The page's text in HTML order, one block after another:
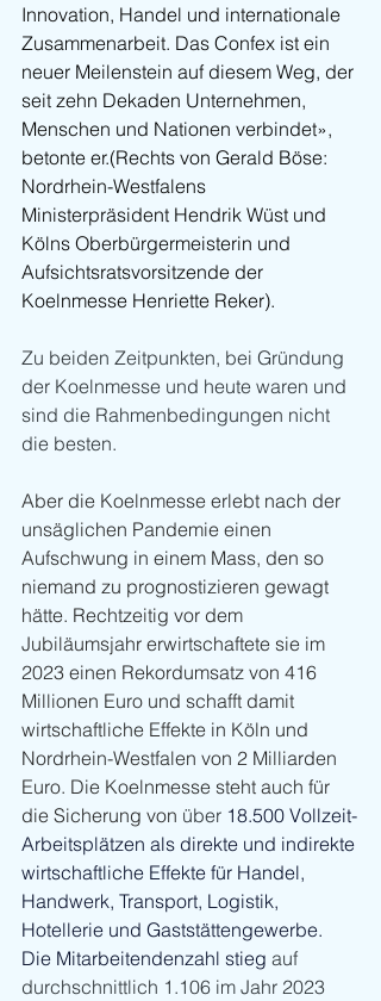
Innovation, Handel und internationale
Zusammenarbeit. Das Confex ist ein
neuer Meilenstein auf diesem Weg, der
seit zehn Dekaden Unternehmen,
Menschen und Nationen verbindet»,
betonte er.(Rechts von Gerald Böse:
Nordrhein-Westfalens
Ministerpräsident Hendrik Wüst und
Kölns Oberbürgermeisterin und
Aufsichtsratsvorsitzende der
Koelnmesse Henriette Reker).
Zu beiden Zeitpunkten, bei Gründung
der Koelnmesse und heute waren und
sind die Rahmenbedingungen nicht
die besten.
Aber die Koelnmesse erlebt nach der
unsäglichen Pandemie einen
Aufschwung in einem Mass, den so
niemand zu prognostizieren gewagt
hätte. Rechtzeitig vor dem
Jubiläumsjahr erwirtschaftete sie im
2023 einen Rekordumsatz von 416
Millionen Euro und schafft damit
wirtschaftliche Effekte in Köln und
Nordrhein-Westfalen von 2 Milliarden
Euro. Die Koelnmesse steht auch für
die Sicherung von über 18.500 Vollzeit-
Arbeitsplätzen als direkte und indirekte
wirtschaftliche Effekte für Handel,
Handwerk, Transport, Logistik,
Hotellerie und Gaststättengewerbe.
Die Mitarbeitendenzahl stieg auf
durchschnittlich 1.106 im Jahr 2023